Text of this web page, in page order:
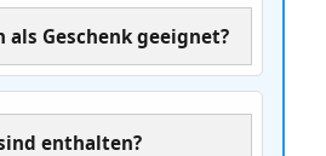
als Geschenk geeignet?
enthalten?